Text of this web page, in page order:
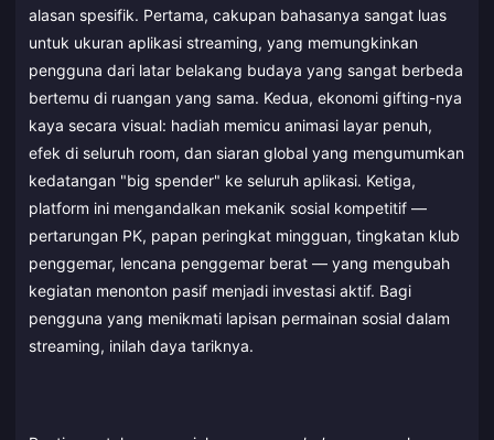
alasan spesifik. Pertama, cakupan bahasanya sangat luas
untuk ukuran aplikasi streaming, yang memungkinkan
pengguna dari latar belakang budaya yang sangat berbeda
bertemu di ruangan yang sama. Kedua, ekonomi gifting-nya
kaya secara visual: hadiah memicu animasi layar penuh,
efek di seluruh room, dan siaran global yang mengumumkan
kedatangan "big spender" ke seluruh aplikasi. Ketiga,
platform ini mengandalkan mekanik sosial kompetitif —
pertarungan PK, papan peringkat mingguan, tingkatan klub
penggemar, lencana penggemar berat — yang mengubah
kegiatan menonton pasif menjadi investasi aktif. Bagi
pengguna yang menikmati lapisan permainan sosial dalam
streaming, inilah daya tariknya.